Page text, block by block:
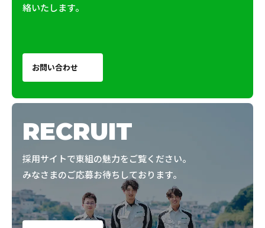
絡いたします。
お問い合わせ
RECRUIT
採用サイトで東組の魅力をご覧ください。
みなさまのご応募お待ちしております。